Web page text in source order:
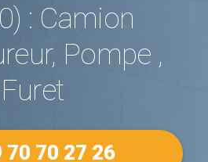
: Camion
Pompe ,
Furet
70 70 27 26